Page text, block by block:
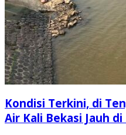
Kondisi Terkini, di
Air Kali Bekasi Jauh